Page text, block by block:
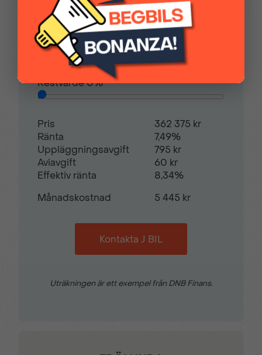
Skyddsinklädnad
väggar
Surround rear vision
Magic Mirror
Sidospeglar med
Trådlös mobilladdare Trötthetsvarnare
Uppvärmda säten
Uppvärmd läderklädd
Videoassisterad
Visiopark 180°
Kontantinsats90 593,00 kr
Avbetalningstid60månader
Restvärde0%
Pris
362 375 kr
Ränta
7,49%
Uppläggningsavgift
795 kr
Aviavgift
60 kr
Effektiv ränta
8,34%
Månadskostnad
5 445 kr
Kontakta J BIL
Uträkningen är ett exempel från DNB Finans.